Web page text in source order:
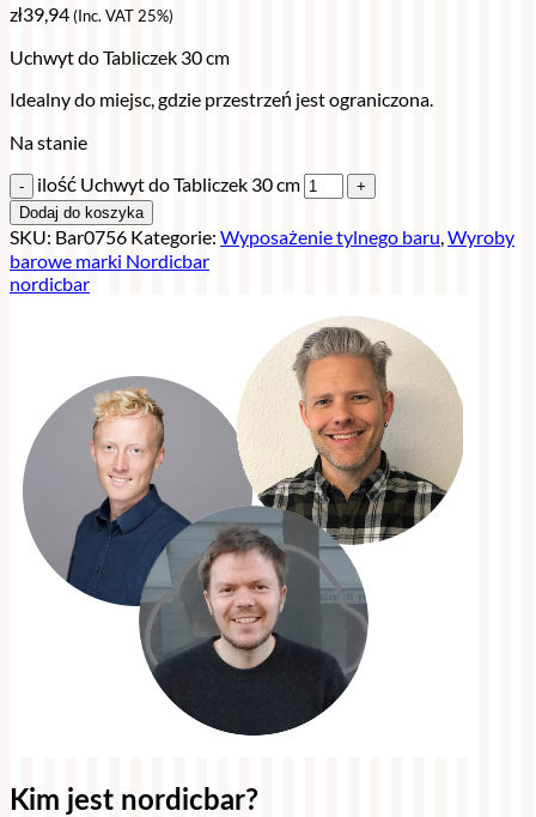
zł39,94(Inc. VAT 25%)
Uchwyt do Tabliczek 30 cm
Idealny do miejsc, gdzie przestrzeń jest ograniczona.
Na stanie
ilość Uchwyt do Tabliczek 30 cm
Dodaj do koszyka
SKU: Bar0756 Kategorie: Wyposażenie tylnego baru,Wyroby
barowe marki Nordicbar
nordicbar
Kim jest nordicbar?